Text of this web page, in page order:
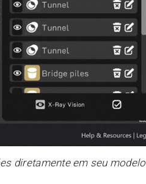
diretamente em seu modelo